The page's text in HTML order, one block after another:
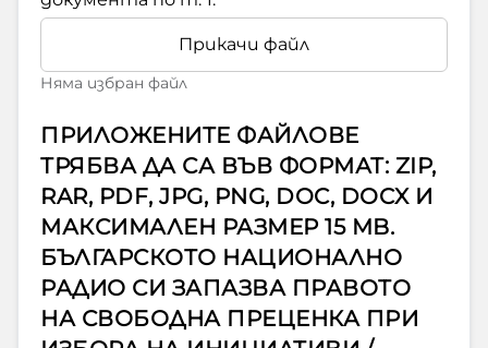
Прикачи файл
Няма избран файл
ПРИЛОЖЕНИТЕ ФАЙЛОВЕ
ТРЯБВА ДА СА ВЪВ ФОРМАТ: ZIP,
RAR, PDF, JPG, PNG, DOC, DOCX И
МАКСИМАЛЕН РАЗМЕР 15 MB.
БЪЛГАРСКОТО НАЦИОНАЛНО
РАДИО СИ ЗАПАЗВА ПРАВОТО
НА СВОБОДНА ПРЕЦЕНКА ПРИ